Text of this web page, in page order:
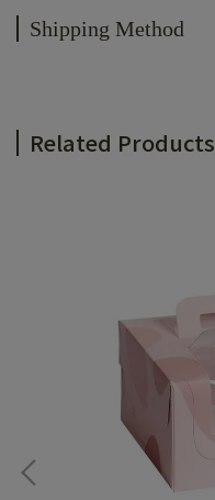
Shipping Method
Related Products